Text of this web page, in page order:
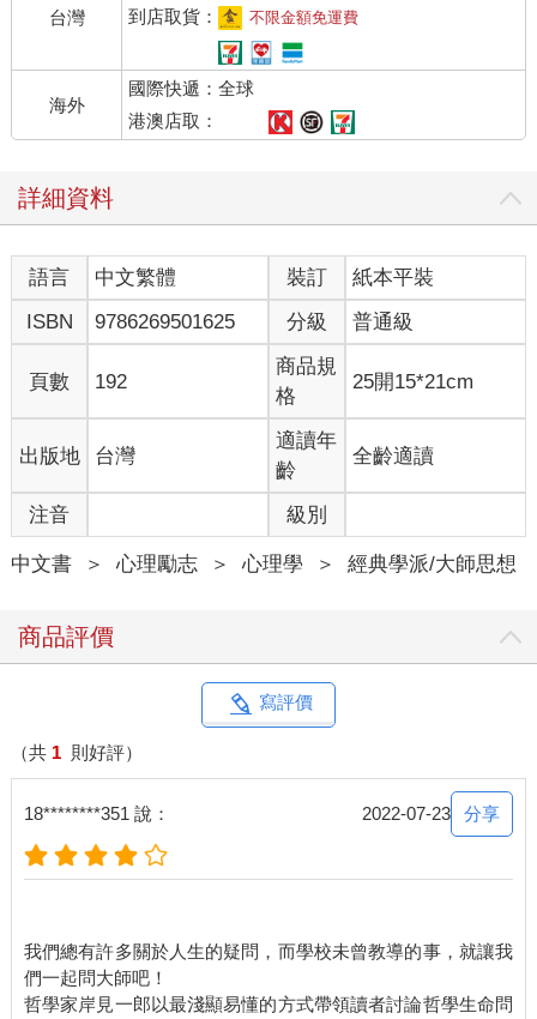
台灣
到店取貨：
不限金額免運費
海外
國際快遞：全球
港澳店取：
詳細資料
語言 中文繁體 裝訂
紙本平裝
ISBN
9786269501625 分級 普通級
頁數 192
商品規
格
25開15*21cm
出版地 台灣
適讀年
齡
全齡適讀
注音 級別
中文書 ＞ 心理勵志 ＞ 心理學 ＞ 經典學派/大師思想
商品評價
寫評價
（共 1 則好評）
18********351 說： 2022-07-23 分享
我們總有許多關於人生的疑問，而學校未曾教導的事，就讓我
們一起問大師吧！
哲學家岸見一郎以最淺顯易懂的方式帶領讀者討論哲學生命問